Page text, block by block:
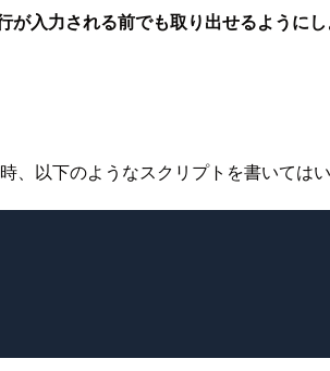
が入力される前でも取り出せるようにし
以下のようなスクリプトを書いてはい